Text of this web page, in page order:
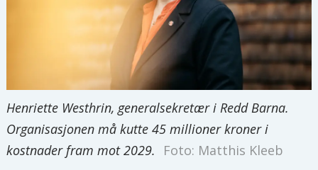
Henriette Westhrin, generalsekretær i Redd Barna.
Organisasjonen må kutte 45 millioner kroner i
kostnader fram mot 2029.
Foto: Matthis Kleeb